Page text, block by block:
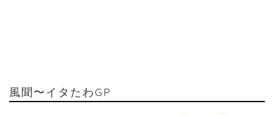
風聞〜イタたわGP